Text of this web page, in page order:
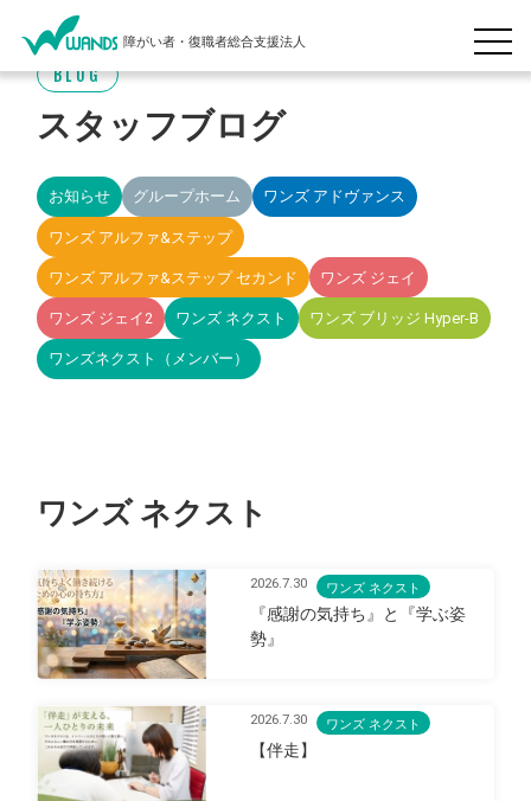
障がい者・復職者総合支援法人
BLOG
スタッフブログ
お知らせ グループホーム ワンズ アドヴァンス
ワンズ アルファ&ステップ
ワンズ アルファ&ステップ セカンド ワンズ ジェイ
ワンズ ジェイ2 ワンズ ネクスト ワンズ ブリッジ Hyper-B
ワンズネクスト（メンバー）
ワンズ ネクスト
2026.7.30 ワンズ ネクスト
『感謝の気持ち』と『学ぶ姿
勢』
2026.7.30 ワンズ ネクスト
【伴走】